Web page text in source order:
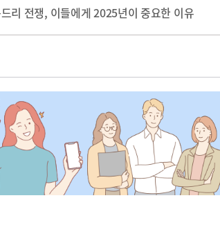
리 전쟁, 이들에게 2025년이 중요한 이유